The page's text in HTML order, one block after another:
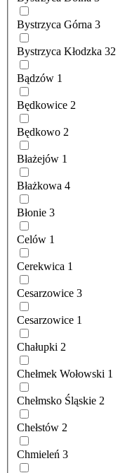
Bystrzyca Górna 3
Bystrzyca Kłodzka 32
Bądzów 1
Będkowice 2
Będkowo 2
Błażejów 1
Błażkowa 4
Błonie 3
Celów 1
Cerekwica 1
Cesarzowice 3
Cesarzowice 1
Chałupki 2
Chełmek Wołowski 1
Chełmsko Śląskie 2
Chełstów 2
Chmieleń 3